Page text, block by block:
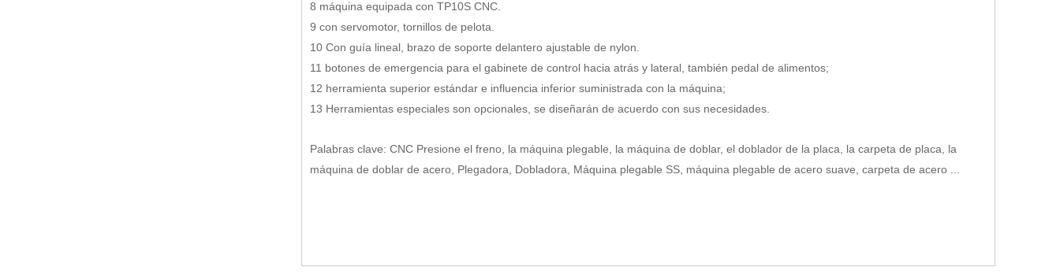
8 máquina equipada con TP10S CNC.
9 con servomotor, tornillos de pelota.
10 Con guía lineal, brazo de soporte delantero ajustable de nylon.
11 botones de emergencia para el gabinete de control hacia atrás y lateral, también pedal de alimentos;
12 herramienta superior estándar e influencia inferior suministrada con la máquina;
13 Herramientas especiales son opcionales, se diseñarán de acuerdo con sus necesidades.
Palabras clave: CNC Presione el freno, la máquina plegable, la máquina de doblar, el doblador de la placa, la carpeta de placa, la
máquina de doblar de acero, Plegadora, Dobladora, Máquina plegable SS, máquina plegable de acero suave, carpeta de acero ...